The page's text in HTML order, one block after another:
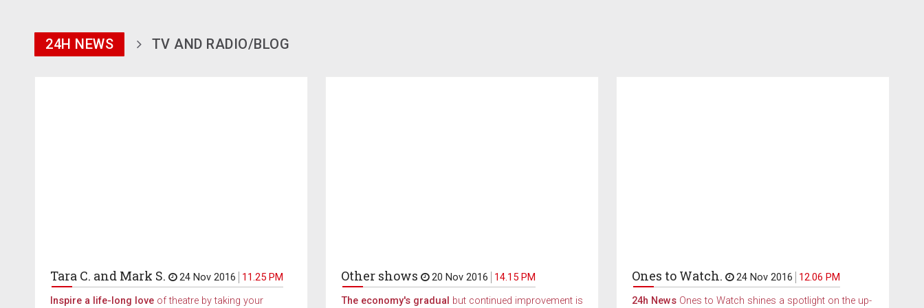
24H NEWS TV AND RADIO/BLOG
Tara C. and Mark S. 24 Nov 2016
11.25 PM
Inspire a life-long love of theatre by taking your
Other shows 20 Nov 2016
14.15 PM
The economy's gradual but continued improvement is
Ones to Watch. 24 Nov 2016
12.06 PM
24h NewsOnes to Watch shines a spotlight on the up-